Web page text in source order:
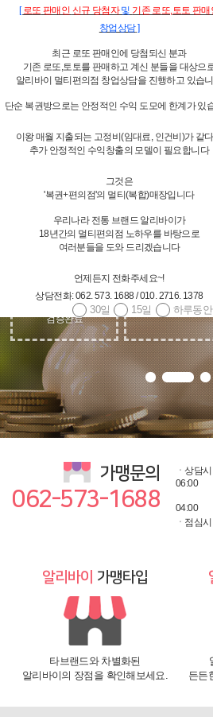
복권매장
+
편의점
현재, 알리바이 90%
멀티편의점 운영중
동일한 고정비(임대료,
인건비)로 추가 수익증대
검증완료
카페
선별된 상품으로 카
분위기를 해치지 않
매출상승
가맹문의
062-573-1688
ㆍ상담
06:00
04:00
ㆍ점심
알리바이 가맹타입
타브랜드와 차별화된
알리바이의 장점을 확인해보세요.
든든
[로또 판매인 신규 당첨자및 기존 로또,토토 판매
창업상담]
최근 로또 판매인에 당첨되신 분과
기존 로또,토토를 판매하고 계신 분들을 대상으
알리바이 멀티편의점 창업상담을 진행하고 있습
단순 복권방으로는 안정적인 수익 도모에 한계가 있
이왕 매월 지출되는 고정비(임대료, 인건비)가 같
추가 안정적인 수익창출의 모델이 필요합니다
그것은
'복권+편의점'의 멀티(복합)매장입니다
우리나라 전통 브랜드 알리바이가
18년간의 멀티편의점 노하우를 바탕으로
여러분들을 도와 드리겠습니다
언제든지 전화주세요~!
상담전화: 062. 573. 1688 / 010. 2716. 1378
하루동안
15일
30일